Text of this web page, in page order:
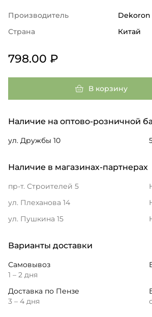
Производитель
Dekoron
Страна
Китай
798.00 ₽
В корзину
Наличие на оптово-розничной
ул. Дружбы 10
Наличие в магазинах-партнерах
пр-т. Строителей 5
ул. Плеханова 14
ул. Пушкина 15
Варианты доставки
Самовывоз
1 – 2 дня
Доставка по Пензе
3 – 4 дня